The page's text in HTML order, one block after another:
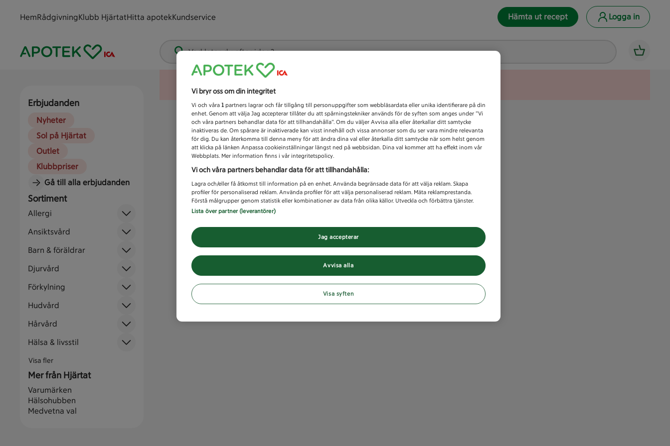
HemRådgivningKlubb HjärtatHitta apotekKundservice Hämta ut recept Logga in
Vad letar du efter idag?
Erbjudanden
Nyheter
Sol på Hjärtat
Outlet
Klubbpriser
Gå till alla erbjudanden
Sortiment
Allergi
Ansiktsvård
Barn & föräldrar
Djurvård
Förkylning
Hudvård
Hårvård
Hälsa & livsstil
Visa fler
Mer från Hjärtat
Varumärken
Hälsohubben
Medvetna val
Vi bryr oss om din integritet
Vi och våra 1 partners lagrar och får tillgång till personuppgifter som webbläsardata eller unika identifierare på din
enhet. Genom att välja Jag accepterar tillåter du att spårningstekniker används för de syften som anges under ”Vi
och våra partners behandlar data för att tillhandahålla”. Om du väljer Avvisa alla eller återkallar ditt samtycke
inaktiveras de. Om spårare är inaktiverade kan visst innehåll och vissa annonser som du ser vara mindre relevanta
för dig. Du kan återkomma till denna meny för att ändra dina val eller återkalla ditt samtycke när som helst genom
att klicka på länken Anpassa cookieinställningar längst ned på webbsidan. Dina val kommer att ha effekt inom vår
Webbplats. Mer information finns i vår integritetspolicy.
Vi och våra partners behandlar data för att tillhandahålla:
Lagra och/eller få åtkomst till information på en enhet. Använda begränsade data för att välja reklam. Skapa
profiler för personaliserad reklam. Använda profiler för att välja personaliserad reklam. Mäta reklamprestanda.
Förstå målgrupper genom statistik eller kombinationer av data från olika källor. Utveckla och förbättra tjänster.
Lista över partner (leverantörer)
Avvisa alla
Jag accepterar
Visa syften